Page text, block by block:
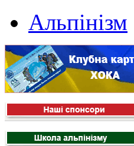
Альпінізм